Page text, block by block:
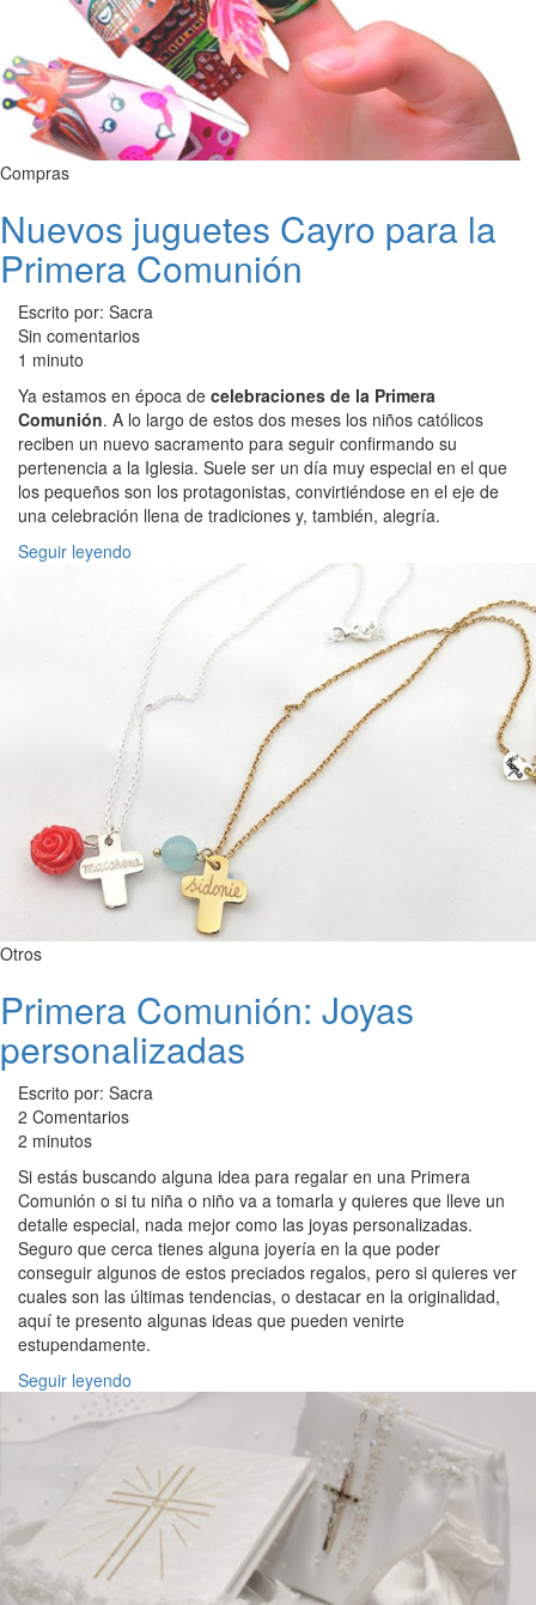
Compras
Nuevos juguetes Cayro para la
Primera Comunión
Escrito por: Sacra
Sin comentarios
1 minuto
Ya estamos en época de celebraciones de la Primera
Comunión. A lo largo de estos dos meses los niños católicos
reciben un nuevo sacramento para seguir confirmando su
pertenencia a la Iglesia. Suele ser un día muy especial en el que
los pequeños son los protagonistas, convirtiéndose en el eje de
una celebración llena de tradiciones y, también, alegría.
Seguir leyendo
Otros
Primera Comunión: Joyas
personalizadas
Escrito por: Sacra
2 Comentarios
2 minutos
Si estás buscando alguna idea para regalar en una Primera
Comunión o si tu niña o niño va a tomarla y quieres que lleve un
detalle especial, nada mejor como las joyas personalizadas.
Seguro que cerca tienes alguna joyería en la que poder
conseguir algunos de estos preciados regalos, pero si quieres ver
cuales son las últimas tendencias, o destacar en la originalidad,
aquí te presento algunas ideas que pueden venirte
estupendamente.
Seguir leyendo